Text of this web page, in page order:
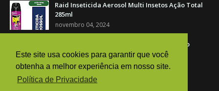
Este site usa cookies para garantir que você
obtenha a melhor experiência em nosso site.
Política de Privacidade
Raid Inseticida Aerosol Multi Insetos Ação Total
285ml
novembro 04, 2024
Grupo Exclusivo de Promoções e Ofertas no
WhatsApp
dezembro 29, 2024